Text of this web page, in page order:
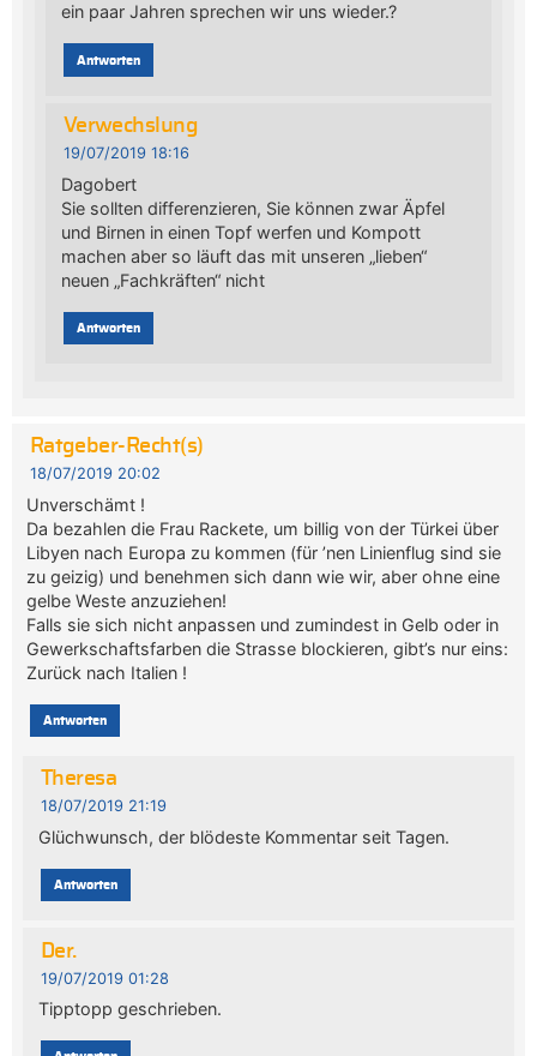
ein paar Jahren sprechen wir uns wieder.?
Antworten
Verwechslung
19/07/2019 18:16
Dagobert
Sie sollten differenzieren, Sie können zwar Äpfel
und Birnen in einen Topf werfen und Kompott
machen aber so läuft das mit unseren „lieben“
neuen „Fachkräften“ nicht
Antworten
Ratgeber-Recht(s)
18/07/2019 20:02
Unverschämt !
Da bezahlen die Frau Rackete, um billig von der Türkei über
Libyen nach Europa zu kommen (für ’nen Linienflug sind sie
zu geizig) und benehmen sich dann wie wir, aber ohne eine
gelbe Weste anzuziehen!
Falls sie sich nicht anpassen und zumindest in Gelb oder in
Gewerkschaftsfarben die Strasse blockieren, gibt’s nur eins:
Zurück nach Italien !
Antworten
Theresa
18/07/2019 21:19
Glüchwunsch, der blödeste Kommentar seit Tagen.
Antworten
Der.
19/07/2019 01:28
Tipptopp geschrieben.